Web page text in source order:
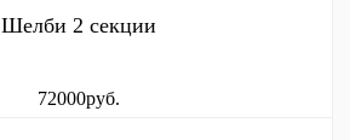
Шелби 2 секции
72000руб.